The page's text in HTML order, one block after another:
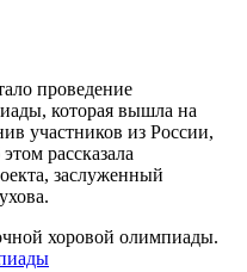
проведение
которая вышла на
участников из России,
рассказала
заслуженный
хоровой олимпиады.